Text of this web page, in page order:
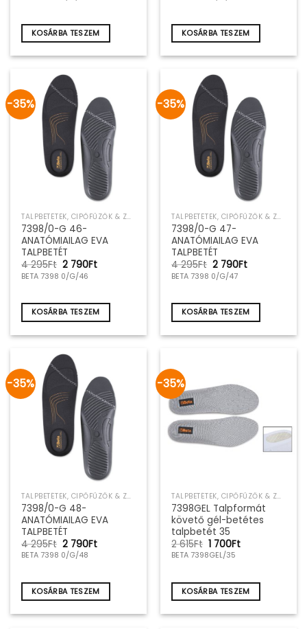
was:
KOSÁRBA TESZEM
was:
KOSÁRBA TESZEM
-35%
TALPBETÉTEK, CIPŐFŰZŐK & ZOKNIK
7398/0-G 46-
ANATÓMIAILAG EVA
TALPBETÉT
4 295Ft Original
price
was:
295Ft.
2 790FtCurrent
790Ft.
BETA 7398 0/G/46
KOSÁRBA TESZEM
-35%
TALPBETÉTEK, CIPŐFŰZŐK & ZOKNIK
7398/0-G 47-
ANATÓMIAILAG EVA
TALPBETÉT
4 295Ft Original
price
was:
295Ft.
2 790FtCurrent
790Ft.
BETA 7398 0/G/47
KOSÁRBA TESZEM
-35%
TALPBETÉTEK, CIPŐFŰZŐK & ZOKNIK
7398/0-G 48-
ANATÓMIAILAG EVA
TALPBETÉT
4 295Ft Original
price
was:
295Ft.
2 790FtCurrent
790Ft.
BETA 7398 0/G/48
KOSÁRBA TESZEM
-35%
TALPBETÉTEK, CIPŐFŰZŐK & ZOKNIK
7398GEL Talpformát
követő gél-betétes
talpbetét 35
2 615Ft Original
price
was:
615Ft.
1 700FtCurrent
700Ft.
BETA 7398GEL/35
KOSÁRBA TESZEM